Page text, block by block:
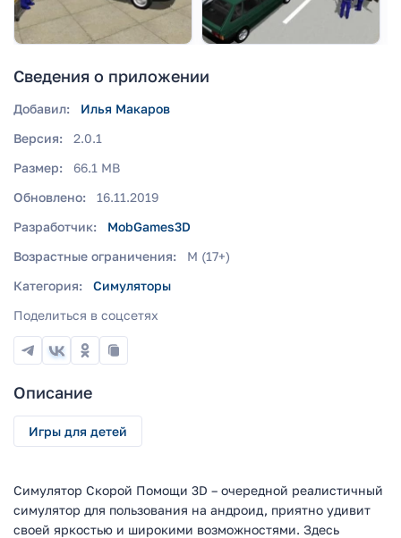
Сведения о приложении
Добавил:
Илья Макаров
Версия:
2.0.1
Размер:
66.1 MB
Обновлено:
16.11.2019
Разработчик:
MobGames3D
Возрастные ограничения:
M (17+)
Категория:
Симуляторы
Поделиться в соцсетях
Описание
Игры для детей
Симулятор Скорой Помощи 3D – очередной реалистичный
симулятор для пользования на андроид, приятно удивит
своей яркостью и широкими возможностями. Здесь